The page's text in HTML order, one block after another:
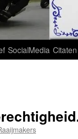
SocialMedia Citaten